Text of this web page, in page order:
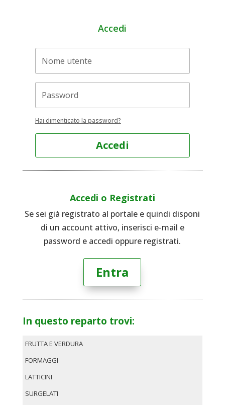
Accedi
Hai dimenticato la password?
Accedi
Accedi o Registrati
Se sei già registrato al portale e quindi disponi
di un account attivo, inserisci e-mail e
password e accedi oppure registrati.
Entra
In questo reparto trovi:
FRUTTA E VERDURA
FORMAGGI
LATTICINI
SURGELATI